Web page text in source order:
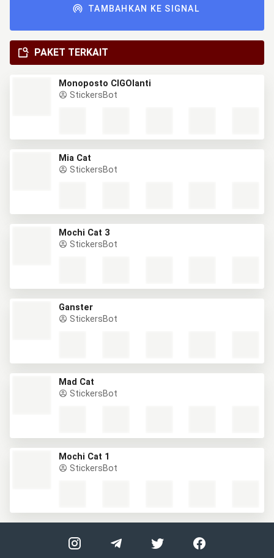
TAMBAHKAN KE SIGNAL
PAKET TERKAIT
Monoposto CIGOlanti
StickersBot
Mia Cat
StickersBot
Mochi Cat 3
StickersBot
Ganster
StickersBot
Mad Cat
StickersBot
Mochi Cat 1
StickersBot